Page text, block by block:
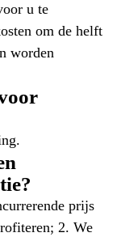
u te
om de helft
worden
prijs
2. We